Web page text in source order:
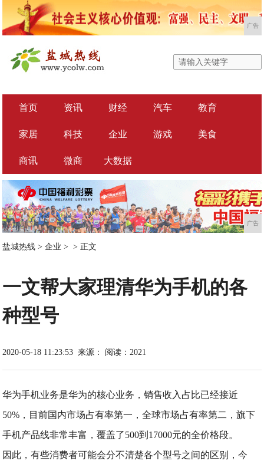
广告
首页 资讯 财经 汽车 教育
家居 科技 企业 游戏 美食
商讯 微商 大数据
广告
盐城热线 >企业 > > 正文
一文帮大家理清华为手机的各
种型号
2020-05-18 11:23:53 来源： 阅读：2021
华为手机业务是华为的核心业务，销售收入占比已经接近
50%，目前国内市场占有率第一，全球市场占有率第二，旗下
手机产品线非常丰富，覆盖了500到17000元的全价格段。
因此，有些消费者可能会分不清楚各个型号之间的区别，今